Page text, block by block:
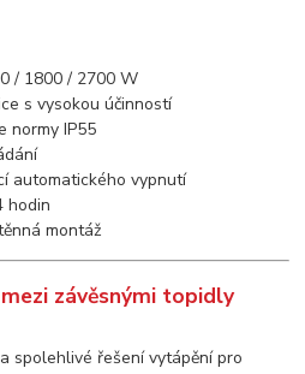
/ 1800 / 2700 W
s vysokou účinností
normy IP55
automatického vypnutí
hodin
montáž
závěsnými topidly
spolehlivé řešení vytápění pro